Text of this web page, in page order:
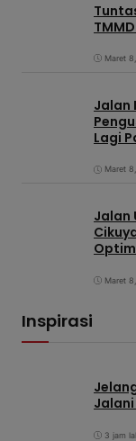
Maret
Jalan
Lagi
Maret
Jalan
Maret
Inspirasi
3 jam